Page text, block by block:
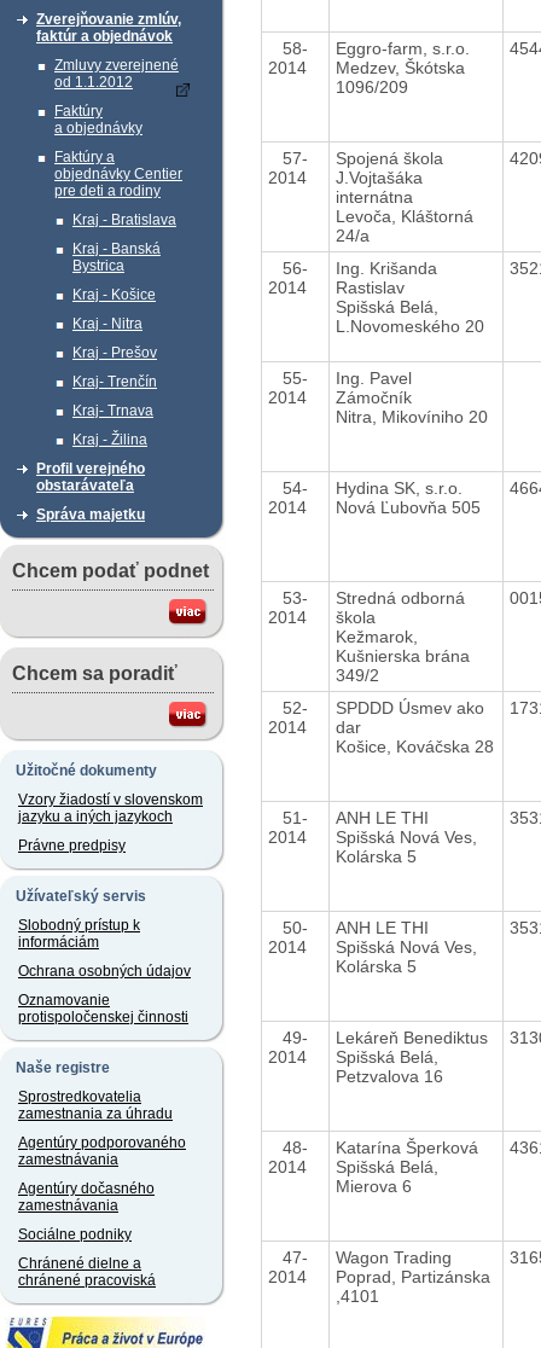
Zverejňovanie zmlúv,
faktúr a objednávok
Zmluvy zverejnené
od 1.1.2012
Faktúry
a objednávky
Faktúry a
objednávky Centier
pre deti a rodiny
Kraj - Bratislava
Kraj - Banská
Bystrica
Kraj - Košice
Kraj - Nitra
Kraj - Prešov
Kraj- Trenčín
Kraj- Trnava
Kraj - Žilina
Profil verejného
obstarávateľa
Správa majetku
Chcem podať podnet
Chcem sa poradiť
Užitočné dokumenty
Vzory žiadostí v slovenskom
jazyku a iných jazykoch
Právne predpisy
Užívateľský servis
Slobodný prístup k
informáciám
Ochrana osobných údajov
Oznamovanie
protispoločenskej činnosti
Naše registre
Sprostredkovatelia
zamestnania za úhradu
Agentúry podporovaného
zamestnávania
Agentúry dočasného
zamestnávania
Sociálne podniky
Chránené dielne a
chránené pracoviská
58-
2014
Eggro-farm, s.r.o.
Medzev, Škótska
1096/209
57-
2014
Spojená škola
J.Vojtašáka
internátna
Levoča, Kláštorná
24/a
56-
2014
Ing. Krišanda
Rastislav
Spišská Belá,
L.Novomeského 20
55-
2014
Ing. Pavel
Zámočník
Nitra, Mikovíniho 20
54-
2014
Hydina SK, s.r.o.
Nová Ľubovňa 505
53-
2014
Stredná odborná
škola
Kežmarok,
Kušnierska brána
349/2
52-
2014
SPDDD Úsmev ako
dar
Košice, Kováčska 28
51-
2014
ANH LE THI
Spišská Nová Ves,
Kolárska 5
50-
2014
ANH LE THI
Spišská Nová Ves,
Kolárska 5
49-
2014
Lekáreň Benediktus
Spišská Belá,
Petzvalova 16
48-
2014
Katarína Šperková
Spišská Belá,
Mierova 6
47-
2014
Wagon Trading
Poprad, Partizánska
,4101